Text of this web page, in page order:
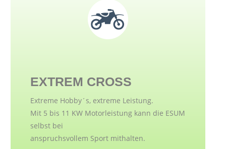
EXTREM CROSS
Extreme Hobby´s, extreme Leistung.
Mit 5 bis 11 KW Motorleistung kann die ESUM
selbst bei
anspruchsvollem Sport mithalten.